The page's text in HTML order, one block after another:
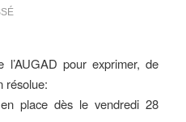
l’AUGAD pour exprimer, de
résolue:
place dès le vendredi 28